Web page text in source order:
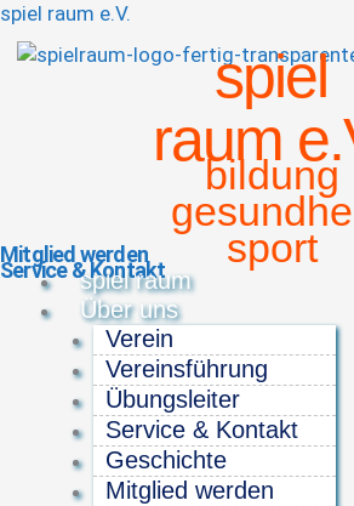
spiel raum e.V.
spiel
raum
bildung
sport
Mitglied werden
Service & Kontakt
Menü
spiel raum
Über uns
Verein
Vereinsführung
Übungsleiter
Service & Kontakt
Geschichte
Mitglied werden